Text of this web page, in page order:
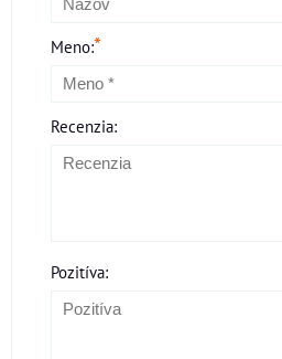
Meno:*
Recenzia:
Pozitíva: